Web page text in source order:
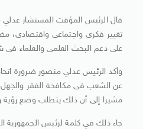
قال الرئيس المؤقت المستشار
تغيير فكرى واجتماعى واقتصادى،
على دعم البحث العلمى والعلماء فى
وأكد الرئيس عدلي منصور ضرورة اتحاد
عن الشعب فى مكافحة الفقر
مشيرا إلى أن ذلك يتطلب وضع رؤية
جاء ذلك في كلمة لرئيس الجمهورية